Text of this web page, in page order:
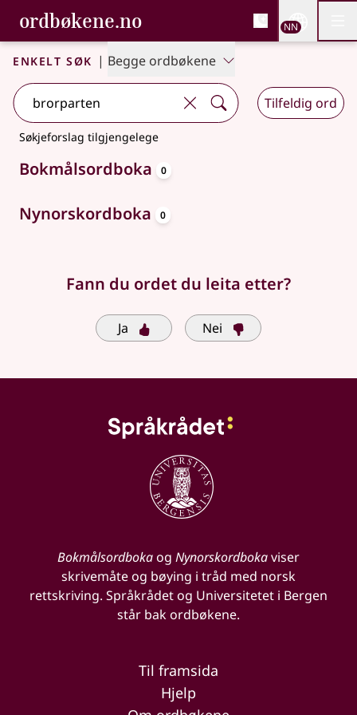
Gå til hovudinnhald
Tilgjenge
ordbøkene.no, Bokmålsordboka og
Bokmålsordboka og Nynorskordboka
NN
Enkelt søk | Begge ordbøkene
Tilfeldig ord
Søkjeforslag tilgjengelege
Bokmålsordboka 0
Nynorskordboka 0
Fann du ordet du leita etter?
Ja Nei
Bokmålsordbokaog Nynorskordbokaviser
skrivemåte og bøying i tråd med norsk
rettskriving. Språkrådet og Universitetet i Bergen
står bak ordbøkene.
Til framsida
Hjelp